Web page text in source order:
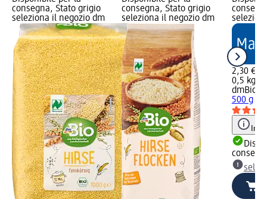
consegna, Stato grigio
seleziona il negozio dm
consegna, Stato grigio
seleziona il negozio dm
2,30 €
0,5 kg
dmBio
500 g